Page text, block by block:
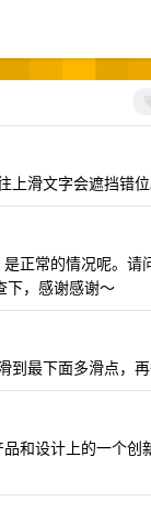
滑文字会遮挡错位
正常的情况呢。
下，感谢感谢～
最下面多滑点，再
和设计上的一个